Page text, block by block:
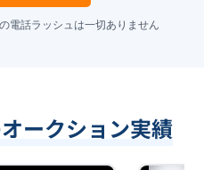
電話ラッシュは一切ありません
ークション実績